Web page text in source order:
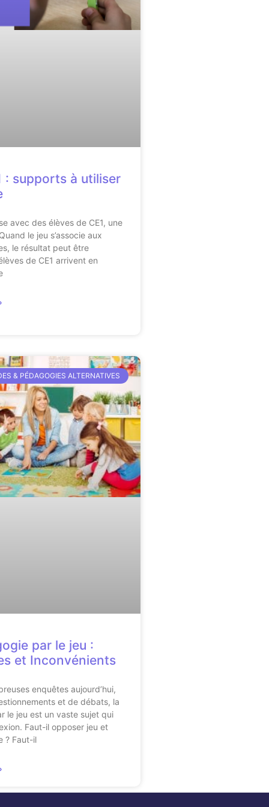
: supports à utiliser
avec des élèves de CE1, une
le jeu s’associe aux
le résultat peut être
de CE1 arrivent en
& PÉDAGOGIES ALTERNATIVES
par le jeu :
et Inconvénients
enquêtes aujourd’hui,
et de débats, la
le jeu est un vaste sujet qui
Faut-il opposer jeu et
? Faut-il